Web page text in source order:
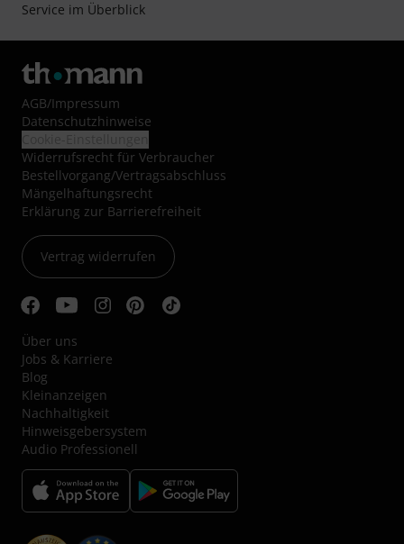
Service im Überblick
AGB/Impressum
Datenschutzhinweise
Widerrufsrecht für Verbraucher
Bestellvorgang/Vertragsabschluss
Mängelhaftungsrecht
Erklärung zur Barrierefreiheit
Vertrag widerrufen
Über uns
Jobs & Karriere
Blog
Kleinanzeigen
Nachhaltigkeit
Hinweisgebersystem
Audio Professionell